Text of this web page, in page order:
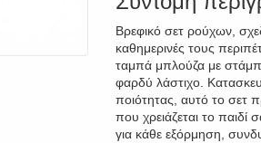
Βρεφικό σετ ρούχων,
καθημερινές τους
ταμπά μπλούζα με
φαρδύ λάστιχο.
ποιότητας, αυτό το σετ
που χρειάζεται το παιδί
για κάθε εξόρμηση,